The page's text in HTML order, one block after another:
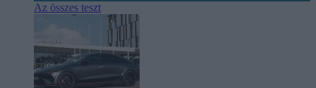
Az összes teszt